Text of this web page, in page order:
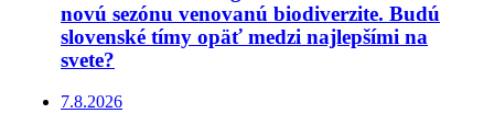
novú sezónu venovanú biodiverzite. Budú
slovenské tímy opäť medzi najlepšími na
svete?
7.8.2026